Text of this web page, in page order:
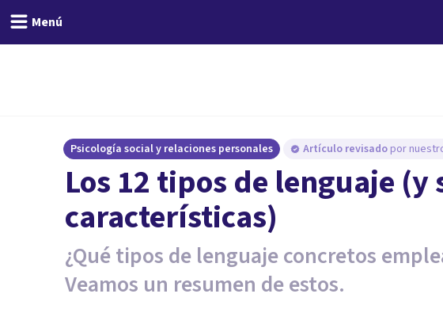
Menú
Psicología social y relaciones personales Artículo revisado por
​Los 12 tipos de lenguaje (y
características)
¿Qué tipos de lenguaje concretos
Veamos un resumen de estos.